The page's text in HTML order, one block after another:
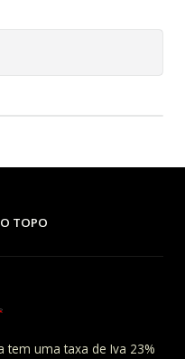
TOPO
uma taxa de Iva 23%